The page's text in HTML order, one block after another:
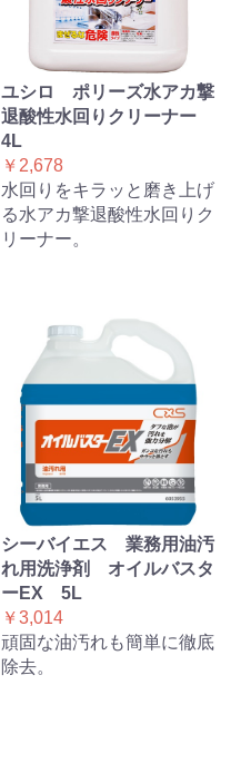
ユシロ ポリーズ水アカ撃
退酸性水回りクリーナー
4L
￥2,678
水回りをキラッと磨き上げ
る水アカ撃退酸性水回りク
リーナー。
シーバイエス 業務用油汚
れ用洗浄剤 オイルバスタ
ーEX 5L
￥3,014
頑固な油汚れも簡単に徹底
除去。